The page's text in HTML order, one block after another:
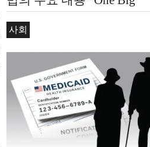
Beautiful Bill Act(OBBBA)”
사회